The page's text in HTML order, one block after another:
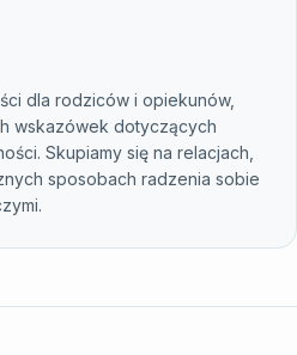
dla rodziców i opiekunów,
wskazówek dotyczących
Skupiamy się na relacjach,
sposobach radzenia sobie